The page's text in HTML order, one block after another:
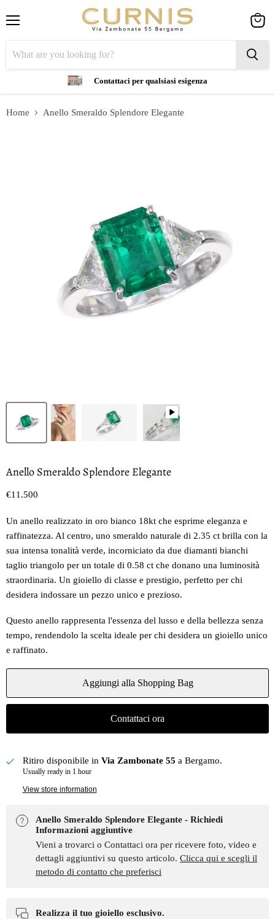
Contattaci per qualsiasi esigenza
cart
Home Anello Smeraldo Splendore Elegante
Anello Smeraldo Splendore Elegante
Prezzo oggi
€11.500
Un anello realizzato in oro bianco 18kt che esprime eleganza e
raffinatezza. Al centro, uno smeraldo naturale di 2.35 ct brilla con la
sua intensa tonalità verde, incorniciato da due diamanti bianchi
taglio triangolo per un totale di 0.58 ct che donano una luminosità
straordinaria. Un gioiello di classe e prestigio, perfetto per chi
desidera indossare un pezzo unico e prezioso.
Questo anello rappresenta l'essenza del lusso e della bellezza senza
tempo, rendendolo la scelta ideale per chi desidera un gioiello unico
e raffinato.
Aggiungi alla Shopping Bag
Contattaci ora
Ritiro disponibile in Via Zambonate 55 a Bergamo.
Usually ready in 1 hour
View store information
Anello Smeraldo Splendore Elegante - Richiedi
Informazioni aggiuntive
Vieni a trovarci o Contattaci ora per ricevere foto, video e
dettagli aggiuntivi su questo articolo. Clicca qui e scegli il
metodo di contatto che preferisci
Realizza il tuo gioiello esclusivo.